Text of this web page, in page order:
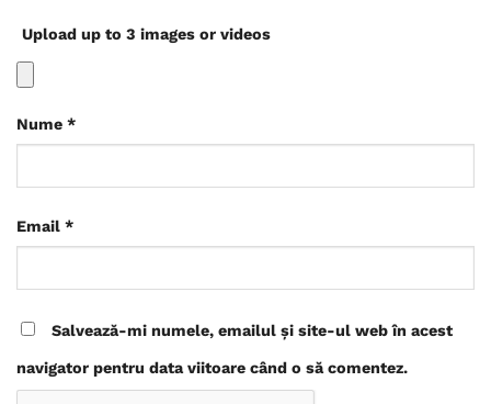
Upload up to 3 images or videos
Nume *
Email *
Salvează-mi numele, emailul și site-ul web în acest
navigator pentru data viitoare când o să comentez.